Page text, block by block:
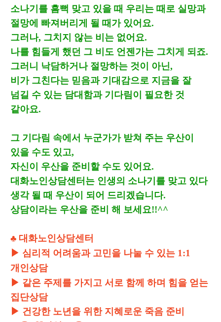
소나기를 흠뻑 맞고 있을 때 우리는 때로 실망과
절망에 빠져버리게 될 때가 있어요.
그러나, 그치지 않는 비는 없어요.
나를 힘들게 했던 그 비도 언젠가는 그치게 되죠.
그러니 낙담하거나 절망하는 것이 아닌,
비가 그친다는 믿음과 기대감으로 지금을 잘
넘길 수 있는 담대함과 기다림이 필요한 것
같아요.
그 기다림 속에서 누군가가 받쳐 주는 우산이
있을 수도 있고,
자신이 우산을 준비할 수도 있어요.
대화노인상담센터는 인생의 소나기를 맞고 있다
생각 될 때 우산이 되어 드리겠습니다.
상담이라는 우산을 준비 해 보세요!!^^
♣ 대화노인상담센터
▶ 심리적 어려움과 고민을 나눌 수 있는 1:1
개인상담
▶ 같은 주제를 가지고 서로 함께 하며 힘을 얻는
집단상담
▶ 건강한 노년을 위한 지혜로운 죽음 준비